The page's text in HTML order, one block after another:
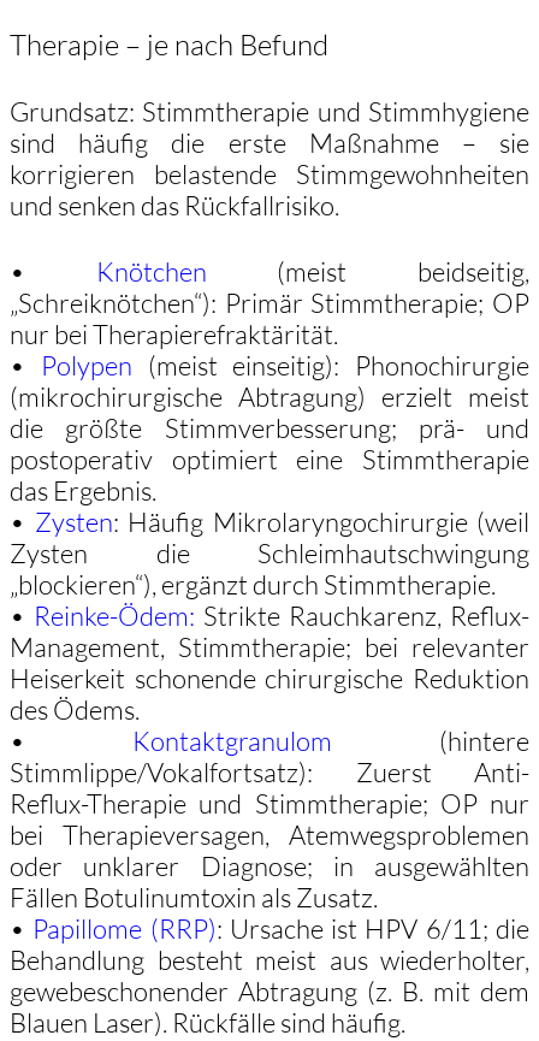
Therapie – je nach Befund
Grundsatz: Stimmtherapie und Stimmhygiene
sind häufig die erste Maßnahme – sie
korrigieren belastende Stimmgewohnheiten
und senken das Rückfallrisiko.
• Knötchen (meist beidseitig,
„Schreiknötchen“): Primär Stimmtherapie; OP
nur bei Therapierefraktärität.
• Polypen (meist einseitig): Phonochirurgie
(mikrochirurgische Abtragung) erzielt meist
die größte Stimmverbesserung; prä- und
postoperativ optimiert eine Stimmtherapie
das Ergebnis.
• Zysten: Häufig Mikrolaryngochirurgie (weil
Zysten die Schleimhautschwingung
„blockieren“), ergänzt durch Stimmtherapie.
• Reinke-Ödem: Strikte Rauchkarenz, Reflux-
Management, Stimmtherapie; bei relevanter
Heiserkeit schonende chirurgische Reduktion
des Ödems.
• Kontaktgranulom (hintere
Stimmlippe/Vokalfortsatz): Zuerst Anti-
Reflux-Therapie und Stimmtherapie; OP nur
bei Therapieversagen, Atemwegsproblemen
oder unklarer Diagnose; in ausgewählten
Fällen Botulinumtoxin als Zusatz.
• Papillome (RRP): Ursache ist HPV 6/11; die
Behandlung besteht meist aus wiederholter,
gewebeschonender Abtragung (z. B. mit dem
Blauen Laser). Rückfälle sind häufig.